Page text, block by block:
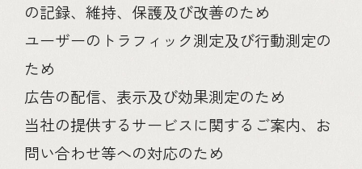
の記録、維持、保護及び改善のため
ユーザーのトラフィック測定及び行動測定の
ため
広告の配信、表示及び効果測定のため
当社の提供するサービスに関するご案内、お
問い合わせ等への対応のため